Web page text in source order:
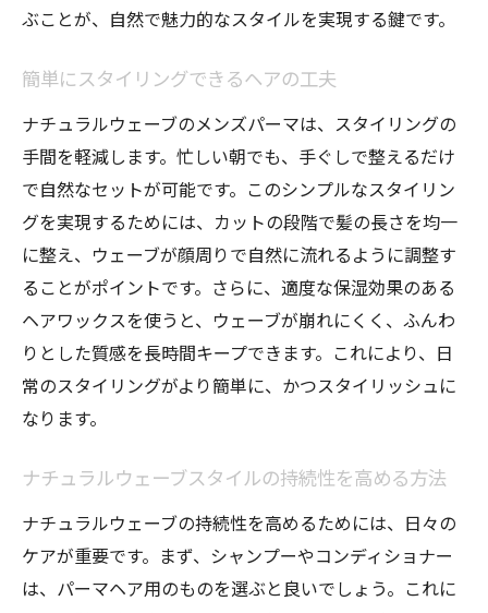
ぶことが、自然で魅力的なスタイルを実現する鍵です。
簡単にスタイリングできるヘアの工夫
ナチュラルウェーブのメンズパーマは、スタイリングの
手間を軽減します。忙しい朝でも、手ぐしで整えるだけ
で自然なセットが可能です。このシンプルなスタイリン
グを実現するためには、カットの段階で髪の長さを均一
に整え、ウェーブが顔周りで自然に流れるように調整す
ることがポイントです。さらに、適度な保湿効果のある
ヘアワックスを使うと、ウェーブが崩れにくく、ふんわ
りとした質感を長時間キープできます。これにより、日
常のスタイリングがより簡単に、かつスタイリッシュに
なります。
ナチュラルウェーブスタイルの持続性を高める方法
ナチュラルウェーブの持続性を高めるためには、日々の
ケアが重要です。まず、シャンプーやコンディショナー
は、パーマヘア用のものを選ぶと良いでしょう。これに